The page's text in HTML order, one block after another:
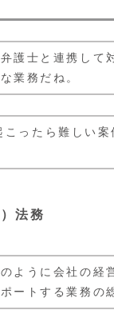
護士と連携して
業務だね。
こったら難しい案
法務
ように会社の経
ートする業務の